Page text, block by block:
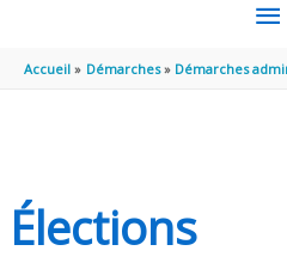
Accueil Démarches Démarches
Élections